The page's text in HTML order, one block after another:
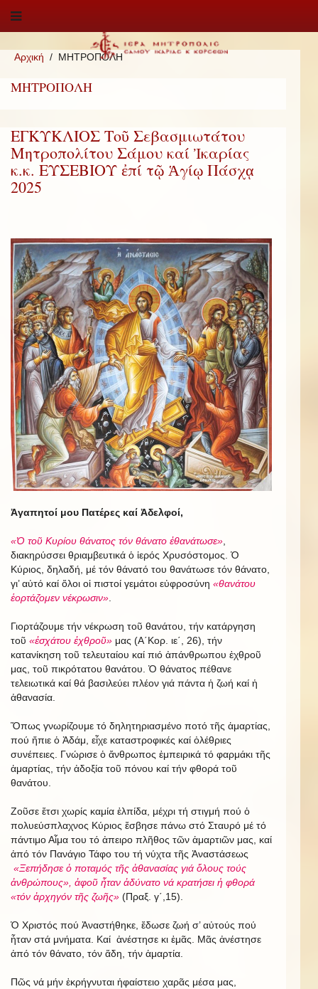
Αρχική ΜΗΤΡΟΠΟΛΗ
ΜΗΤΡΟΠΟΛΗ
ΕΓΚΥΚΛΙΟΣ Τοῦ Σεβασμιωτάτου
Μητροπολίτου Σάμου καί Ἰκαρίας
κ.κ. ΕΥΣΕΒΙΟΥ ἐπί τῷ Ἁγίῳ Πάσχᾳ
2025
Ἀγαπητοί μου Πατέρες καί Ἀδελφοί,
«Ὁ τοῦ Κυρίου θάνατος τόν θάνατο ἐθανάτωσε»
διακηρύσσει θριαμβευτικά ὁ ἱερός Χρυσόστομος. Ὁ
Κύριος, δηλαδή, μέ τόν θάνατό του θανάτωσε τόν θάνατο,
γι’ αὐτό καί ὅλοι οἱ πιστοί γεμάτοι εὐφροσύνη «θανάτου
ἑορτάζομεν νέκρωσιν»
Γιορτάζουμε τήν νέκρωση τοῦ θανάτου, τήν κατάργηση
τοῦ «ἐσχάτου ἐχθροῦ» μας (Α΄Κορ. ιε΄, 26), τήν
κατανίκηση τοῦ τελευταίου καί πιό ἀπάνθρωπου ἐχθροῦ
μας, τοῦ πικρότατου θανάτου. Ὁ θάνατος πέθανε
τελειωτικά καί θά βασιλεύει πλέον γιά πάντα ἡ ζωή καί ἡ
ἀθανασία.
Ὅπως γνωρίζουμε τό δηλητηριασμένο ποτό τῆς ἁμαρτίας,
πού ἤπιε ὁ Ἀδάμ, εἶχε καταστροφικές καί ὀλέθριες
συνέπειες. Γνώρισε ὁ ἄνθρωπος ἐμπειρικά τό φαρμάκι τῆς
ἁμαρτίας, τήν ἀδοξία τοῦ πόνου καί τήν φθορά τοῦ
θανάτου.
Ζοῦσε ἔτσι χωρίς καμία ἐλπίδα, μέχρι τή στιγμή πού ὁ
πολυεύσπλαχνος Κύριος ἔσβησε πάνω στό Σταυρό μέ τό
πάντιμο Αἷμα του τό ἀπειρο πλῆθος τῶν ἁμαρτιῶν μας, καί
ἀπό τόν Πανάγιο Τάφο του τή νύχτα τῆς Ἀναστάσεως
«Ξεπήδησε ὁ ποταμός τῆς ἀθανασίας γιά ὅλους τούς
ἀνθρώπους», ἀφοῦ ἦταν ἀδύνατο νά κρατήσει ἡ φθορά
«τόν ἀρχηγόν τῆς ζωῆς» (Πραξ. γ΄,15).
Ὁ Χριστός πού Ἀναστήθηκε, ἔδωσε ζωή σ’ αὐτούς πού
ἦταν στά μνήματα. Καί ἀνέστησε κι ἐμᾶς. Μᾶς ἀνέστησε
ἀπό τόν θάνατο, τόν ἅδη, τήν ἁμαρτία.
Πῶς νά μήν ἐκρήγνυται ἡφαίστειο χαρᾶς μέσα μας,